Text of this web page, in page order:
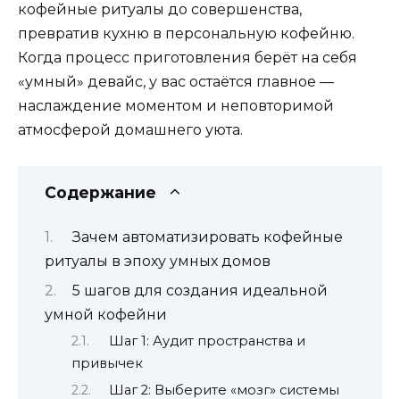
кофейные ритуалы до совершенства,
превратив кухню в персональную кофейню.
Когда процесс приготовления берёт на себя
«умный» девайс, у вас остаётся главное —
наслаждение моментом и неповторимой
атмосферой домашнего уюта.
Содержание
Зачем автоматизировать кофейные
ритуалы в эпоху умных домов
5 шагов для создания идеальной
умной кофейни
Шаг 1: Аудит пространства и
привычек
Шаг 2: Выберите «мозг» системы